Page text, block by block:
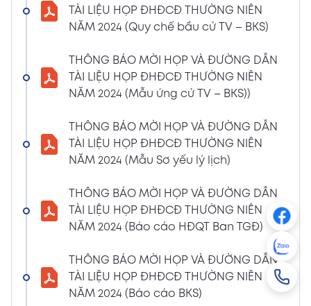
NGHỊ QUYẾT SỐ 01/2024/NQ-HĐQT VỀ VIỆC
GÓP VỐN THÀNH LẬP CÔNG TY TNHH ĐẦU
08/01/2024
4:38 PM
CHỨNG NHẬN ĐĂNG KÝ HOẠT ĐỘNG CHI
NHÁNH MÃ SỐ 2600106523-002
Xem PDF
04/01/2024
CBTT VỀ QUYẾT ĐỊNH MIỄN NHIỆM PTGĐ
04/01/2024
CBTT VỀ QUYẾT ĐỊNH BỔ NHIỆM PTGĐ KHỐI
HỖ TRỢ
Xem PDF
18/12/2023
4:48 PM
TÀI LIỆU HỌP ĐHĐCĐ THƯỜNG NIÊN
NĂM 2024 (Quy chế bầu cử TV – BKS)
THÔNG BÁO MỜI HỌP VÀ ĐƯỜNG DẪN
TÀI LIỆU HỌP ĐHĐCĐ THƯỜNG NIÊN
NĂM 2024 (Mẫu ứng cử TV – BKS))
THÔNG BÁO MỜI HỌP VÀ ĐƯỜNG DẪN
TÀI LIỆU HỌP ĐHĐCĐ THƯỜNG NIÊN
NĂM 2024 (Mẫu Sơ yếu lý lịch)
THÔNG BÁO MỜI HỌP VÀ ĐƯỜNG DẪN
TÀI LIỆU HỌP ĐHĐCĐ THƯỜNG NIÊN
NĂM 2024 (Báo cáo HĐQT Ban TGĐ)
THÔNG BÁO MỜI HỌP VÀ ĐƯỜNG DẪN
TÀI LIỆU HỌP ĐHĐCĐ THƯỜNG NIÊN
NĂM 2024 (Báo cáo BKS)